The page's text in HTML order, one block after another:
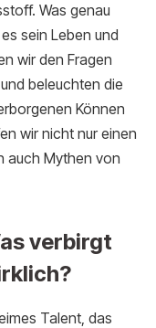
Was genau
sein Leben und
wir den Fragen
beleuchten die
Können
wir nicht nur einen
auch Mythen von
verbirgt
Talent, das